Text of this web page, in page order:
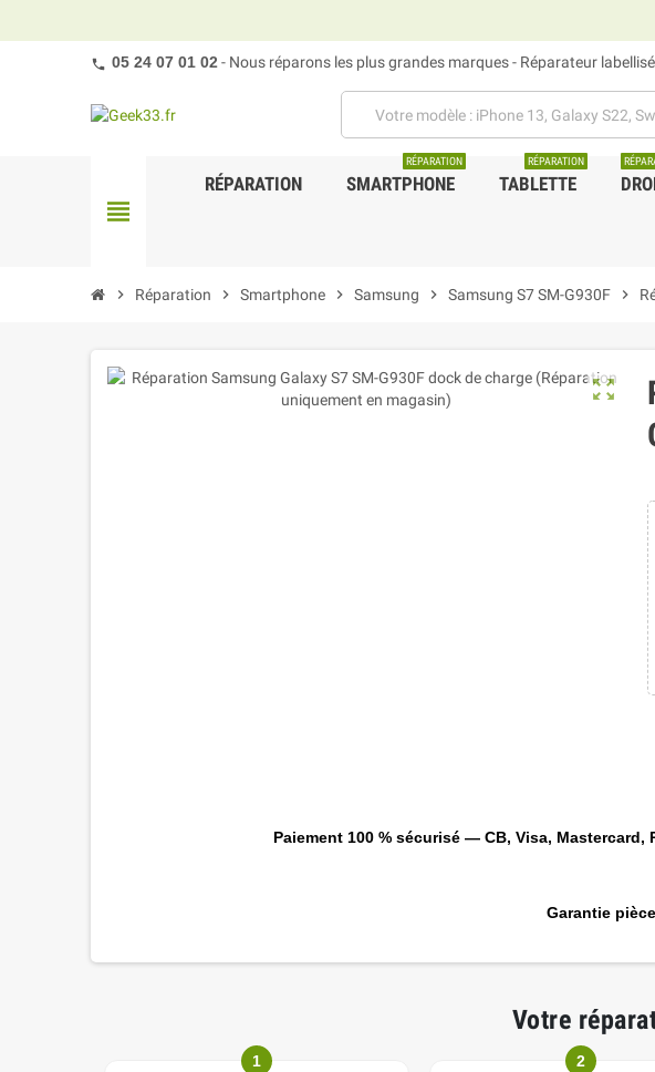
05 24 07 01 02- Nous réparons les plus grandes marques - Réparateur
view_headline
RÉPARATION SMARTPHONE
RÉPARATION
TABLETTE
RÉPARATION
chevron_right Réparation chevron_right Smartphone chevron_right Samsung chevron_right Samsung S7 SM-G930F chevron_right
zoom_out_map
Paiement 100 % sécurisé — CB, Visa, Mastercard,
Garantie
Votre
1 2